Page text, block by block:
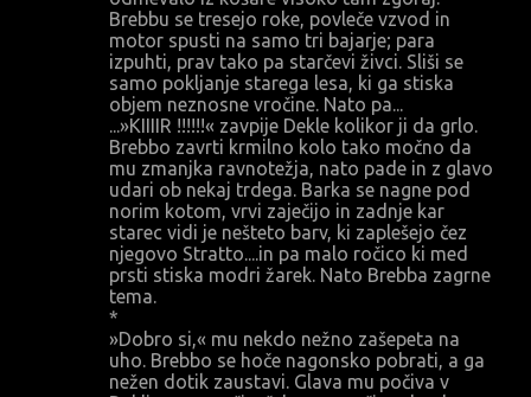
Brebbu se tresejo roke, povleče vzvod in
motor spusti na samo tri bajarje; para
izpuhti, prav tako pa starčevi živci. Sliši se
samo pokljanje starega lesa, ki ga stiska
objem neznosne vročine. Nato pa...
...»KIIIIR !!!!!!« zavpije Dekle kolikor ji da grlo.
Brebbo zavrti krmilno kolo tako močno da
mu zmanjka ravnotežja, nato pade in z glavo
udari ob nekaj trdega. Barka se nagne pod
norim kotom, vrvi zaječijo in zadnje kar
starec vidi je nešteto barv, ki zaplešejo čez
njegovo Stratto....in pa malo ročico ki med
prsti stiska modri žarek. Nato Brebba zagrne
tema.
*
»Dobro si,« mu nekdo nežno zašepeta na
uho. Brebbo se hoče nagonsko pobrati, a ga
nežen dotik zaustavi. Glava mu počiva v